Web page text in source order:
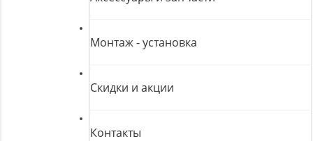
Монтаж - установка
Скидки и акции
Контакты